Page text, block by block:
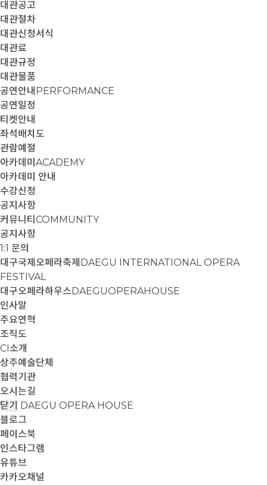
대관공고
대관절차
대관신청서식
대관료
대관규정
대관물품
공연안내 PERFORMANCE
공연일정
티켓안내
좌석배치도
관람예절
아카데미 ACADEMY
아카데미 안내
수강신청
공지사항
커뮤니티 COMMUNITY
공지사항
1:1 문의
대구국제오페라축제 DAEGU INTERNATIONAL OPERA
FESTIVAL
대구오페라하우스DAEGUOPERAHOUSE
인사말
주요연혁
조직도
CI소개
상주예술단체
협력기관
오시는길
닫기 DAEGU OPERA HOUSE
블로그
페이스북
인스타그램
유튜브
카카오채널